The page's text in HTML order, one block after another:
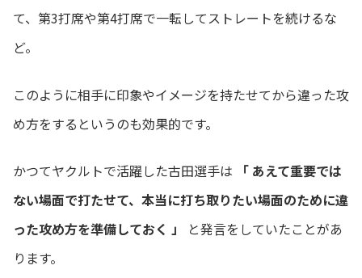
て、第3打席や第4打席で一転してストレートを続けるな
ど。
このように相手に印象やイメージを持たせてから違った攻
め方をするというのも効果的です。
かつてヤクルトで活躍した古田選手は
「 あえて重要では
ない場面で打たせて、本当に打ち取りたい場面のために違
った攻め方を準備しておく 」
と発言をしていたことがあ
ります。